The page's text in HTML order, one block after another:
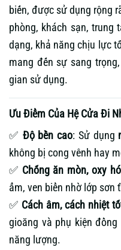
biến, được sử dụng rộng
phòng, khách sạn, trung
dạng, khả năng chịu lực
mang đến sự sang
gian sử dụng.
Ưu Điểm Của Hệ Cửa Đi
✅ Độ bền cao: Sử dụng
không bị cong vênh hay
✅ Chống ăn mòn, oxy
ẩm, ven biển nhờ lớp sơn
✅ Cách âm, cách nhiệt
gioăng và phụ kiện
năng lượng.